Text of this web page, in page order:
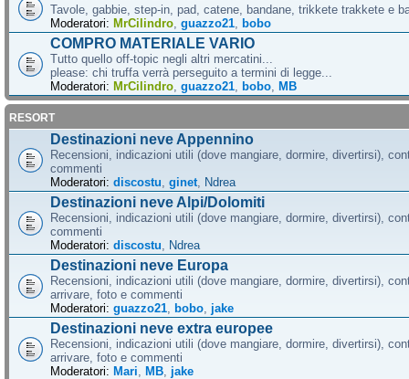
Tavole, gabbie, step-in, pad, catene, bandane, trikkete trakkete e
Moderatori: MrCilindro guazzo21 bobo
COMPRO MATERIALE VARIO
Tutto quello off-topic negli altri mercatini...
please: chi truffa verrà perseguito a termini di legge...
Moderatori: MrCilindro guazzo21 bobo MB
RESORT
Destinazioni neve Appennino
Recensioni, indicazioni utili (dove mangiare, dormire, divertirsi),
commenti
Moderatori: discostu ginet Ndrea
Destinazioni neve Alpi/Dolomiti
Recensioni, indicazioni utili (dove mangiare, dormire, divertirsi),
commenti
Moderatori: discostu Ndrea
Destinazioni neve Europa
Recensioni, indicazioni utili (dove mangiare, dormire, divertirsi),
arrivare, foto e commenti
Moderatori: guazzo21 bobo jake
Destinazioni neve extra europee
Recensioni, indicazioni utili (dove mangiare, dormire, divertirsi),
arrivare, foto e commenti
Moderatori: Mari MB jake